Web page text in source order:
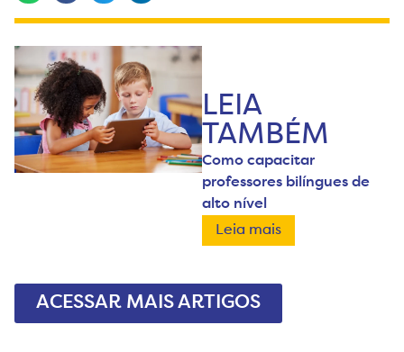
LEIA
TAMBÉM
Como capacitar
professores bilíngues de
alto nível
Leia mais
ACESSAR MAIS ARTIGOS